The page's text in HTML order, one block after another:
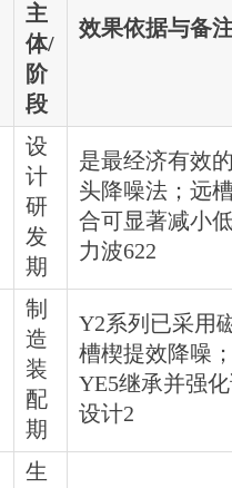
主
体/
阶
段
效果依据与备
设
计
研
发
期
是最经济有效
头降噪法；远
合可显著减小
力波622
制
造
装
配
期
Y2系列已采用
槽楔提效降噪
YE5继承并强
设计2
生